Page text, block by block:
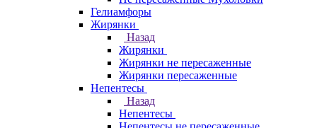
Гелиамфоры
Жирянки
Назад
Жирянки
Жирянки не пересаженные
Жирянки пересаженные
Непентесы
Назад
Непентесы